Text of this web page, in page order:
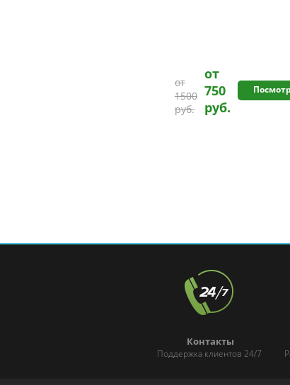
от
1500
руб.
от
750
руб.
Контакты
Поддержка клиентов 24/7